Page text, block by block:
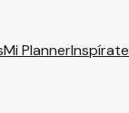
Mi PlannerInspírate